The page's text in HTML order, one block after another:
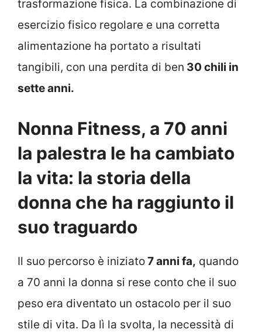
trasformazione fisica. La combinazione di
esercizio fisico regolare e una corretta
alimentazione ha portato a risultati
tangibili, con una perdita di ben 30 chili in
sette anni.
Nonna Fitness, a 70 anni
la palestra le ha cambiato
la vita: la storia della
donna che ha raggiunto il
suo traguardo
Il suo percorso è iniziato7 anni fa, quando
a 70 anni la donna si rese conto che il suo
peso era diventato un ostacolo per il suo
stile di vita. Da lì la svolta, la necessità di